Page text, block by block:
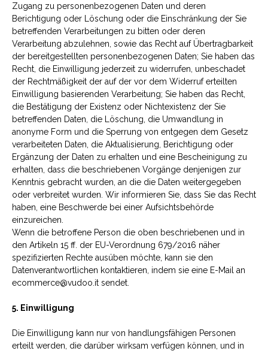
Zugang zu personenbezogenen Daten und deren
Berichtigung oder Löschung oder die Einschränkung der Sie
betreffenden Verarbeitungen zu bitten oder deren
Verarbeitung abzulehnen, sowie das Recht auf Übertragbarkeit
der bereitgestellten personenbezogenen Daten; Sie haben das
Recht, die Einwilligung jederzeit zu widerrufen, unbeschadet
der Rechtmäßigkeit der auf der vor dem Widerruf erteilten
Einwilligung basierenden Verarbeitung; Sie haben das Recht,
die Bestätigung der Existenz oder Nichtexistenz der Sie
betreffenden Daten, die Löschung, die Umwandlung in
anonyme Form und die Sperrung von entgegen dem Gesetz
verarbeiteten Daten, die Aktualisierung, Berichtigung oder
Ergänzung der Daten zu erhalten und eine Bescheinigung zu
erhalten, dass die beschriebenen Vorgänge denjenigen zur
Kenntnis gebracht wurden, an die die Daten weitergegeben
oder verbreitet wurden. Wir informieren Sie, dass Sie das Recht
haben, eine Beschwerde bei einer Aufsichtsbehörde
einzureichen.
Wenn die betroffene Person die oben beschriebenen und in
den Artikeln 15 ff. der EU-Verordnung 679/2016 näher
spezifizierten Rechte ausüben möchte, kann sie den
Datenverantwortlichen kontaktieren, indem sie eine E-Mail an
ecommerce@vudoo.it sendet.
5. Einwilligung
Die Einwilligung kann nur von handlungsfähigen Personen
erteilt werden, die darüber wirksam verfügen können, und in